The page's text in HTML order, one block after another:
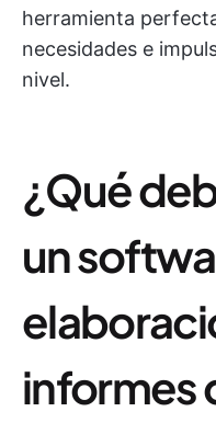
herramienta
necesidades e
nivel.
¿Qué
un
informes